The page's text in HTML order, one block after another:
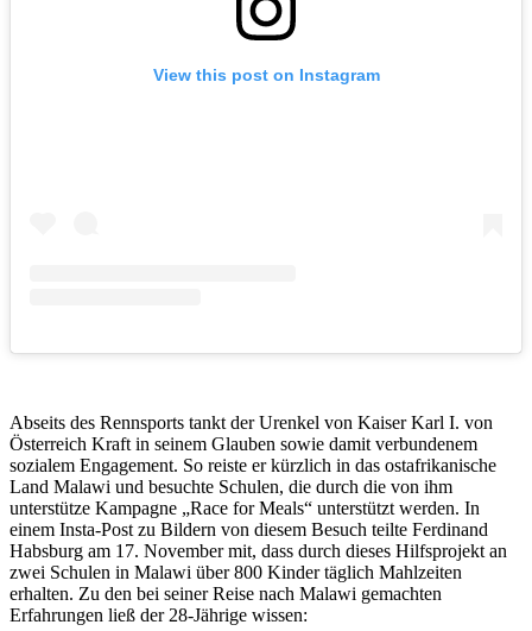
View this post on Instagram
Abseits des Rennsports tankt der Urenkel von Kaiser Karl I. von
Österreich Kraft in seinem Glauben sowie damit verbundenem
sozialem Engagement. So reiste er kürzlich in das ostafrikanische
Land Malawi und besuchte Schulen, die durch die von ihm
unterstütze Kampagne „Race for Meals“ unterstützt werden. In
einem Insta-Post zu Bildern von diesem Besuch teilte Ferdinand
Habsburg am 17. November mit, dass durch dieses Hilfsprojekt an
zwei Schulen in Malawi über 800 Kinder täglich Mahlzeiten
erhalten. Zu den bei seiner Reise nach Malawi gemachten
Erfahrungen ließ der 28-Jährige wissen: